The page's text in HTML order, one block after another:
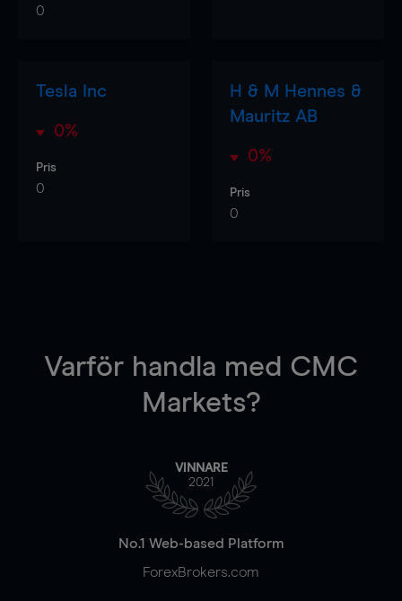
0
Tesla Inc
0%
Pris
0
H & M Hennes &
Mauritz AB
0%
Pris
0
Varför handla med CMC
Markets?
VINNARE
2021
No.1 Web-based Platform
ForexBrokers.com